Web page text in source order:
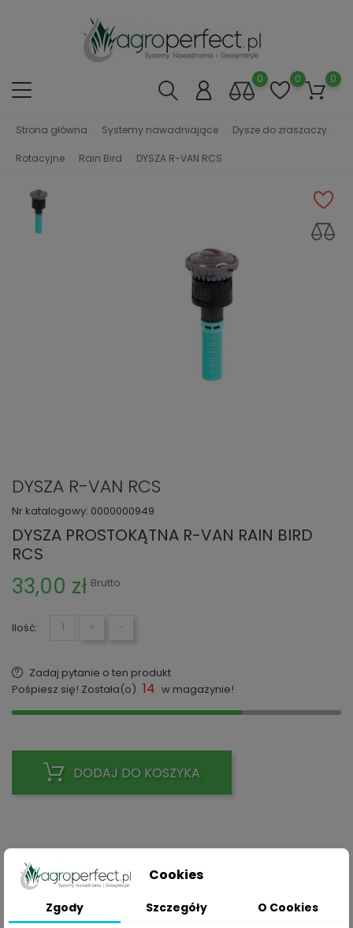
0 0 0
Strona główna Systemy nawadniające Dysze do zraszaczy
Rotacyjne Rain Bird DYSZA R-VAN RCS
DYSZA R-VAN RCS
Nr katalogowy: 0000000949
DYSZA PROSTOKĄTNA R-VAN RAIN BIRD
RCS
33,00 zł Brutto
Ilość: + −
Zadaj pytanie o ten produkt
Pośpiesz się! Została(o) 14 w magazynie!
DODAJ DO KOSZYKA
Udostępnij
Cookies
Zgody Szczegóły O Cookies